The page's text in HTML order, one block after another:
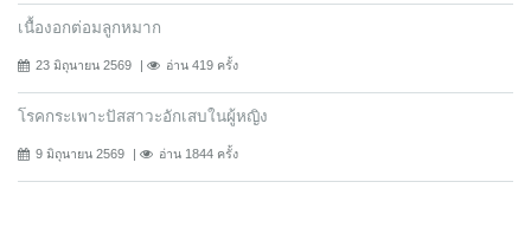
เนื้องอกต่อมลูกหมาก
23 มิถุนายน 2569 อ่าน 419 ครั้ง
โรคกระเพาะปัสสาวะอักเสบในผู้หญิง
9 มิถุนายน 2569 อ่าน 1844 ครั้ง